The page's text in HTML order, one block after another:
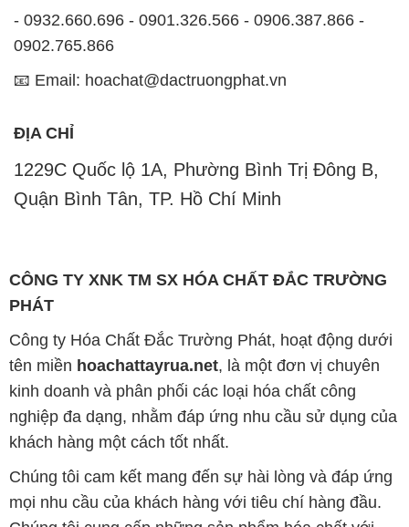
- 0932.660.696 - 0901.326.566 - 0906.387.866 -
0902.765.866
📧 Email: hoachat@dactruongphat.vn
ĐỊA CHỈ
1229C Quốc lộ 1A, Phường Bình Trị Đông B,
Quận Bình Tân, TP. Hồ Chí Minh
CÔNG TY XNK TM SX HÓA CHẤT ĐẮC TRƯỜNG
PHÁT
Công ty Hóa Chất Đắc Trường Phát, hoạt động dưới
tên miền hoachattayrua.net, là một đơn vị chuyên
kinh doanh và phân phối các loại hóa chất công
nghiệp đa dạng, nhằm đáp ứng nhu cầu sử dụng của
khách hàng một cách tốt nhất.
Chúng tôi cam kết mang đến sự hài lòng và đáp ứng
mọi nhu cầu của khách hàng với tiêu chí hàng đầu.